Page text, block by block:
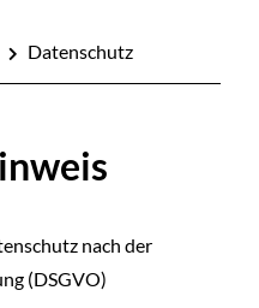
Datenschutz
nach der
(DSGVO)